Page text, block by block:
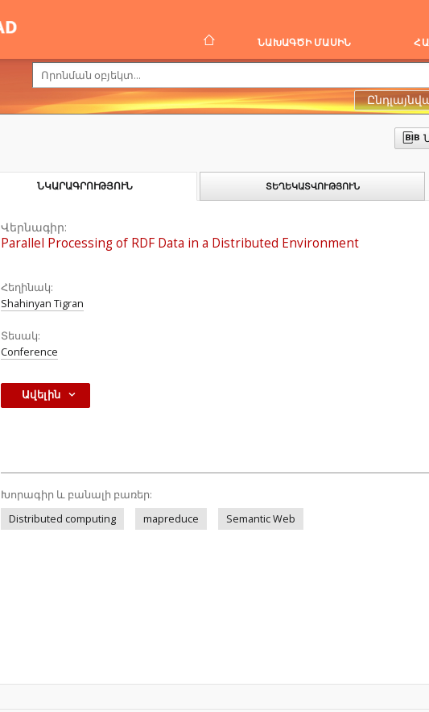
ՆԱԽԱԳԾԻ ՄԱՍԻՆ
ՆԿԱՐԱԳՐՈՒԹՅՈՒՆ ՏԵՂԵԿԱՏՎՈՒԹՅՈՒՆ
Վերնագիր:
Parallel Processing of RDF Data in a Distributed Environment
Հեղինակ:
Shahinyan Tigran
Տեսակ:
Conference
Ավելին
Խորագիր և բանալի բառեր:
Distributed computing
mapreduce Semantic Web